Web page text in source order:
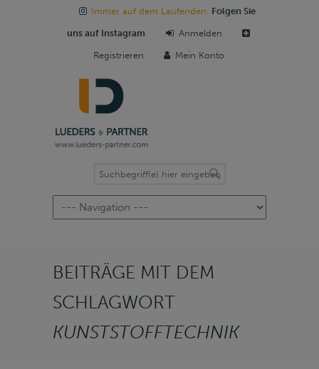
Immer auf dem Laufenden: Folgen Sie
uns auf Instagram Anmelden
Registrieren Mein Konto
Navigation
BEITRÄGE MIT DEM
SCHLAGWORT
KUNSTSTOFFTECHNIK